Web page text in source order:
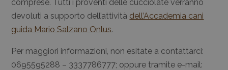
comprese. Tutti i proventi delle cucciolate verranno
devoluti a supporto dell’attività dell’Accademia cani
guida Mario Salzano Onlus.
Per maggiori informazioni, non esitate a contattarci:
0695595288 – 3337786777; oppure tramite e-mail: